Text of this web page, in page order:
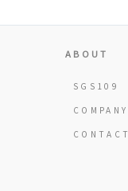
ABOUT
SGS109
COMPANY
CONTACT